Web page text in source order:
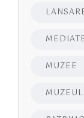
MUZEE